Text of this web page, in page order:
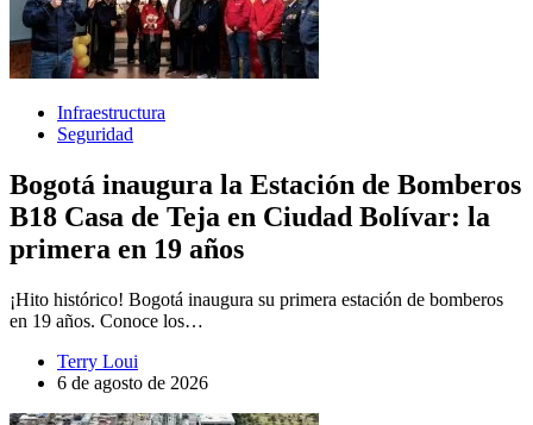
Infraestructura
Seguridad
Bogotá inaugura la Estación de Bomberos
B18 Casa de Teja en Ciudad Bolívar: la
primera en 19 años
¡Hito histórico! Bogotá inaugura su primera estación de bomberos
en 19 años. Conoce los…
Terry Loui
6 de agosto de 2026